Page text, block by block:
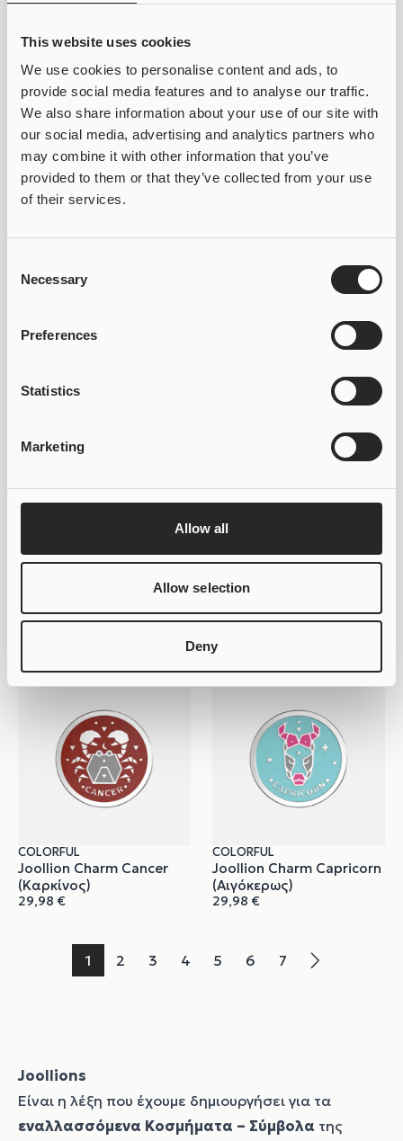
This website uses cookies
We use cookies to personalise content and ads, to
provide social media features and to analyse our traffic.
We also share information about your use of our site with
our social media, advertising and analytics partners who
may combine it with other information that you’ve
provided to them or that they’ve collected from your use
of their services.
Selection
Necessary
Preferences
Statistics
Marketing
Allow all
Allow selection
Deny
Joollion Charm Azure
29,98€
Joollion Charm Bee
MILAGRO HEARTS
29,98
Joollion Charm Black
VARIOUS ETHNIC
Πέταλο)
ANIMAL KINGDOM
Joollion Charm Butterfly
(Πεταλούδα)
34,99€
COLORFUL
Joollion Charm Cancer
(Καρκίνος)
29,98 €
COLORFUL
Joollion Charm Capricorn
(Αιγόκερως)
29,98 €
1 2 3 4 5 6 7 →
Joollions
Είναι η λέξη που έχουμε δημιουργήσει για τα
εναλλασσόμενα Κοσμήματα – Σύμβολα της